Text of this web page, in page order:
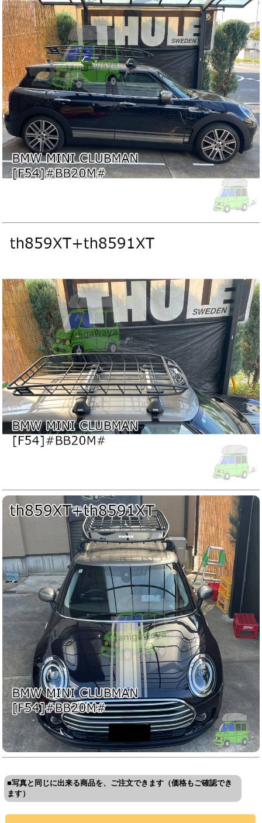
■写真と同じに出来る商品を、ご注文できます（価格もご確認でき
ます）